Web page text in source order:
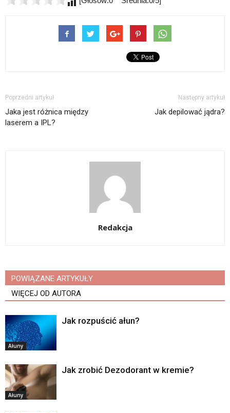
Poprzedni artykuł
Jaka jest różnica między
laserem a IPL?
Następny artykuł
Jak depilować jądra?
Redakcja
POWIĄZANE ARTYKUŁY
WIĘCEJ OD AUTORA
Ałuny
Jak rozpuścić ałun?
Ałuny
Jak zrobić Dezodorant w kremie?